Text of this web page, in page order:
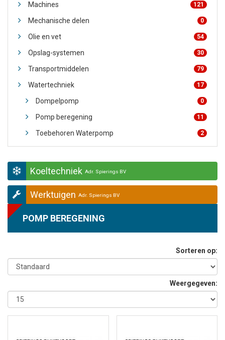
Machines 121
Mechanische delen 0
Olie en vet 54
Opslag-systemen 30
Transportmiddelen 79
Watertechniek 17
Dompelpomp 0
Pomp beregening 11
Toebehoren Waterpomp 2
Koeltechniek Adr. Spierings BV
Werktuigen Adr. Spierings BV
POMP BEREGENING
Sorteren op:
Weergegeven: